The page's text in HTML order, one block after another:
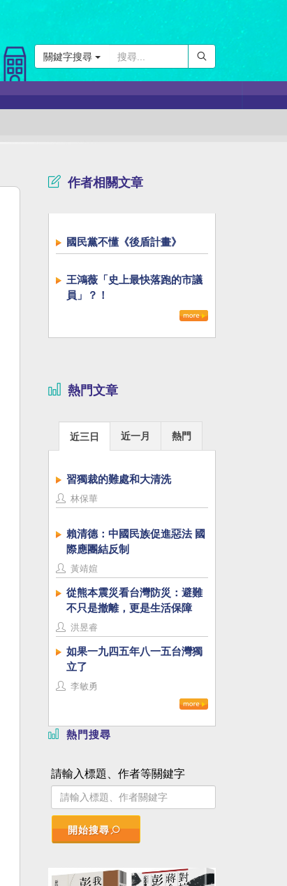
關鍵字搜尋
作者相關文章
國民黨不懂《後盾計畫》
王鴻薇「史上最快落跑的市議
員」？！
熱門文章
近三日 近一月 熱門
習獨裁的難處和大清洗
林保華
賴清德：中國民族促進惡法 國
際應團結反制
黃靖媗
從熊本震災看台灣防災：避難
不只是撤離，更是生活保障
洪昱睿
如果一九四五年八一五台灣獨
立了
李敏勇
熱門搜尋
請輸入標題、作者等關鍵字
開始搜尋